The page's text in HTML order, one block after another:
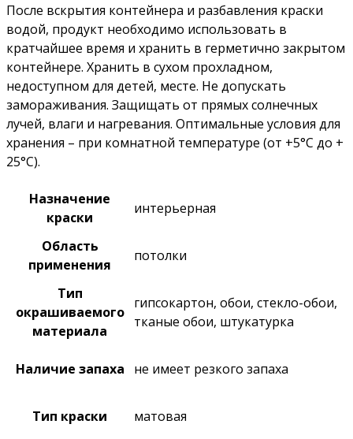
После вскрытия контейнера и разбавления краски
водой, продукт необходимо использовать в
кратчайшее время и хранить в герметично закрытом
контейнере. Хранить в сухом прохладном,
недоступном для детей, месте. Не допускать
замораживания. Защищать от прямых солнечных
лучей, влаги и нагревания. Оптимальные условия для
хранения – при комнатной температуре (от +5°С до +
25°С).
Назначение
краски
интерьерная
Область
применения
потолки
Тип
окрашиваемого
материала
гипсокартон, обои, стекло-обои,
тканые обои, штукатурка
Наличие запаха не имеет резкого запаха
Тип краски матовая